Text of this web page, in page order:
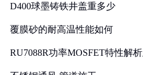
D400球墨铸铁井盖重多少
覆膜砂的耐高温性能如何
RU7088R功率MOSFET特性解